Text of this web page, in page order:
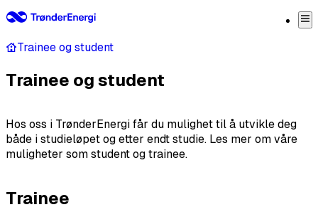
Trainee og student
Trainee og student
Hos oss i TrønderEnergi får du mulighet til å utvikle deg
både i studieløpet og etter endt studie. Les mer om våre
muligheter som student og trainee.
Trainee